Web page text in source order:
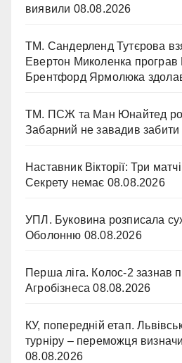
виявили 08.08.2026
ТМ. Сандерленд Тутєрова
Евертон Миколенка програв
Брентфорд Ярмолюка
ТМ. ПСЖ та Ман Юнайтед
Забарний не завадив забити
Наставник Вікторії: Три
Секрету немає 08.08.2026
УПЛ. Буковина розписала
Оболонню 08.08.2026
Перша ліга. Колос-2 зазнав
Агробізнеса 08.08.2026
КУ, попередній етап.
турніру – переможця
08.08.2026